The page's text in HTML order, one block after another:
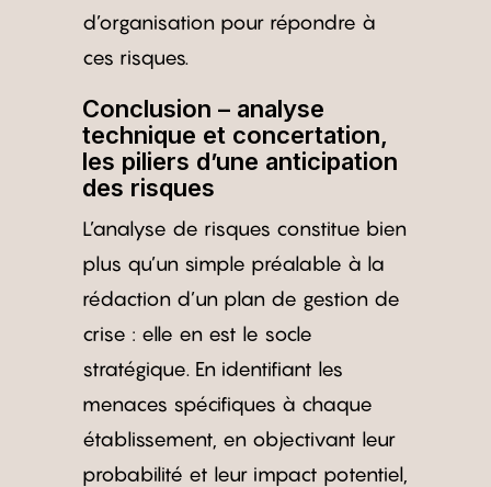
d’organisation pour répondre à
ces risques.
Conclusion – analyse
technique et concertation,
les piliers d’une anticipation
des risques
L’analyse de risques constitue bien
plus qu’un simple préalable à la
rédaction d’un plan de gestion de
crise : elle en est le socle
stratégique. En identifiant les
menaces spécifiques à chaque
établissement, en objectivant leur
probabilité et leur impact potentiel,